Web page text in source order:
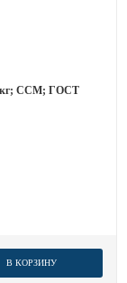
кг; ССМ; ГОСТ
В КОРЗИНУ